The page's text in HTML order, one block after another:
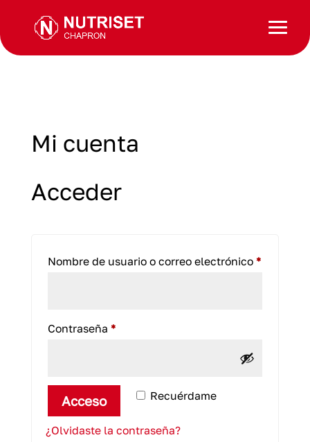
Mi cuenta
Acceder
Nombre de usuario o correo electrónico *
Contraseña *Obligatorio
Recuérdame
Acceso
¿Olvidaste la contraseña?